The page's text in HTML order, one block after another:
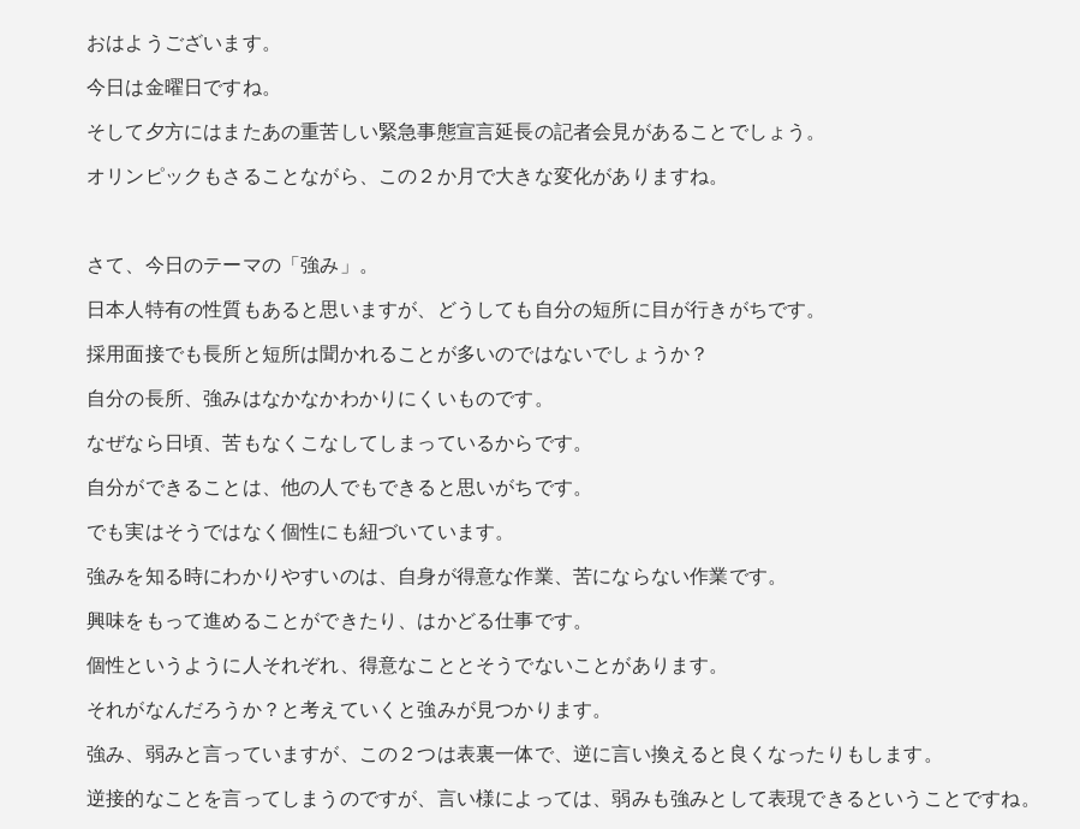
おはようございます。
今日は金曜日ですね。
そして夕方にはまたあの重苦しい緊急事態宣言延長の記者会見があることでしょう。
オリンピックもさることながら、この２か月で大きな変化がありますね。
さて、今日のテーマの「強み」。
日本人特有の性質もあると思いますが、どうしても自分の短所に目が行きがちです。
採用面接でも長所と短所は聞かれることが多いのではないでしょうか？
自分の長所、強みはなかなかわかりにくいものです。
なぜなら日頃、苦もなくこなしてしまっているからです。
自分ができることは、他の人でもできると思いがちです。
でも実はそうではなく個性にも紐づいています。
強みを知る時にわかりやすいのは、自身が得意な作業、苦にならない作業です。
興味をもって進めることができたり、はかどる仕事です。
個性というように人それぞれ、得意なこととそうでないことがあります。
それがなんだろうか？と考えていくと強みが見つかります。
強み、弱みと言っていますが、この２つは表裏一体で、逆に言い換えると良くなったりもします。
逆接的なことを言ってしまうのですが、言い様によっては、弱みも強みとして表現できるということですね。